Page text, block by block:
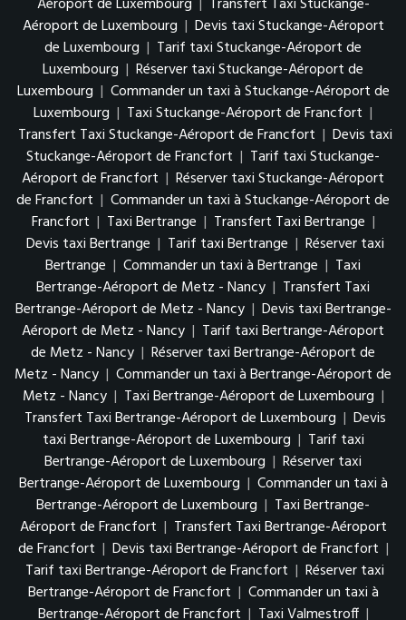
Aéroport de Luxembourg | Transfert Taxi Stuckange-
Aéroport de Luxembourg | Devis taxi Stuckange-Aéroport
de Luxembourg | Tarif taxi Stuckange-Aéroport de
Luxembourg | Réserver taxi Stuckange-Aéroport de
Luxembourg | Commander un taxi à Stuckange-Aéroport de
Luxembourg | Taxi Stuckange-Aéroport de Francfort |
Transfert Taxi Stuckange-Aéroport de Francfort | Devis taxi
Stuckange-Aéroport de Francfort | Tarif taxi Stuckange-
Aéroport de Francfort | Réserver taxi Stuckange-Aéroport
de Francfort | Commander un taxi à Stuckange-Aéroport de
Francfort | Taxi Bertrange | Transfert Taxi Bertrange |
Devis taxi Bertrange | Tarif taxi Bertrange | Réserver taxi
Bertrange | Commander un taxi à Bertrange | Taxi
Bertrange-Aéroport de Metz - Nancy | Transfert Taxi
Bertrange-Aéroport de Metz - Nancy | Devis taxi Bertrange-
Aéroport de Metz - Nancy | Tarif taxi Bertrange-Aéroport
de Metz - Nancy | Réserver taxi Bertrange-Aéroport de
Metz - Nancy | Commander un taxi à Bertrange-Aéroport de
Metz - Nancy | Taxi Bertrange-Aéroport de Luxembourg |
Transfert Taxi Bertrange-Aéroport de Luxembourg | Devis
taxi Bertrange-Aéroport de Luxembourg | Tarif taxi
Bertrange-Aéroport de Luxembourg | Réserver taxi
Bertrange-Aéroport de Luxembourg | Commander un taxi à
Bertrange-Aéroport de Luxembourg | Taxi Bertrange-
Aéroport de Francfort | Transfert Taxi Bertrange-Aéroport
de Francfort | Devis taxi Bertrange-Aéroport de Francfort |
Tarif taxi Bertrange-Aéroport de Francfort | Réserver taxi
Bertrange-Aéroport de Francfort | Commander un taxi à
Bertrange-Aéroport de Francfort | Taxi Valmestroff |